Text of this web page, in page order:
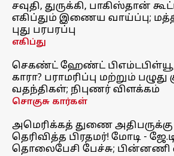
சவுதி, துருக்கி, பாகிஸ்தான்
எகிப்தும் இணைய வாய்ப்பு;
புது பரபரப்பு
எகிப்து
செகண்ட் ஹேண்ட்
காரா? பராமரிப்பு மற்றும்
வதந்திகள்; நிபுணர் விளக்கம்
சொகுசு கார்கள்
அமெரிக்கத் துணை அதிபருக்கு
தெரிவித்த பிரதமர்! மோடி -
தொலைபேசி பேச்சு;